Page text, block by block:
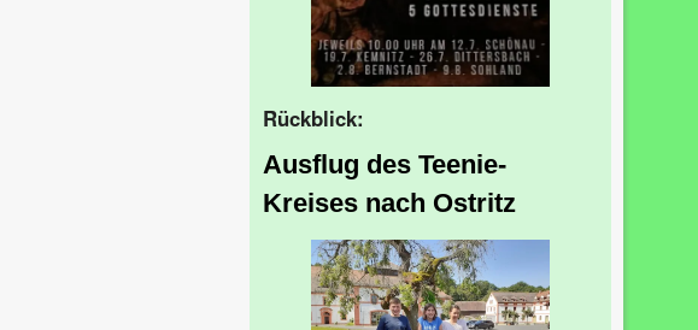
Rückblick:
Ausflug des Teenie-
Kreises nach Ostritz